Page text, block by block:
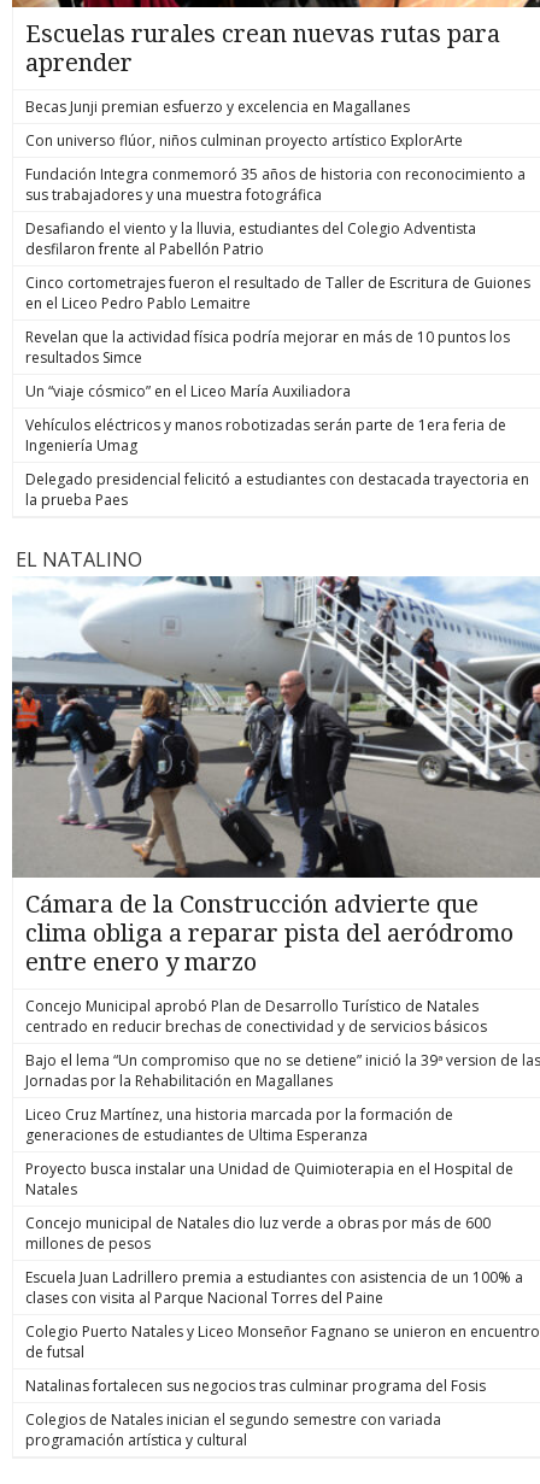
Escuelas rurales crean nuevas rutas para
aprender
Becas Junji premian esfuerzo y excelencia en Magallanes
Con universo flúor, niños culminan proyecto artístico ExplorArte
Fundación Integra conmemoró 35 años de historia con reconocimiento a
sus trabajadores y una muestra fotográfica
Desafiando el viento y la lluvia, estudiantes del Colegio Adventista
desfilaron frente al Pabellón Patrio
Cinco cortometrajes fueron el resultado de Taller de Escritura de Guiones
en el Liceo Pedro Pablo Lemaitre
Revelan que la actividad física podría mejorar en más de 10 puntos los
resultados Simce
Un “viaje cósmico” en el Liceo María Auxiliadora
Vehículos eléctricos y manos robotizadas serán parte de 1era feria de
Ingeniería Umag
Delegado presidencial felicitó a estudiantes con destacada trayectoria en
la prueba Paes
EL NATALINO
Cámara de la Construcción advierte que
clima obliga a reparar pista del aeródromo
entre enero y marzo
Concejo Municipal aprobó Plan de Desarrollo Turístico de Natales
centrado en reducir brechas de conectividad y de servicios básicos
Bajo el lema “Un compromiso que no se detiene” inició la 39ª version de las
Jornadas por la Rehabilitación en Magallanes
Liceo Cruz Martínez, una historia marcada por la formación de
generaciones de estudiantes de Ultima Esperanza
Proyecto busca instalar una Unidad de Quimioterapia en el Hospital de
Natales
Concejo municipal de Natales dio luz verde a obras por más de 600
millones de pesos
Escuela Juan Ladrillero premia a estudiantes con asistencia de un 100% a
clases con visita al Parque Nacional Torres del Paine
Colegio Puerto Natales y Liceo Monseñor Fagnano se unieron en encuentro
de futsal
Natalinas fortalecen sus negocios tras culminar programa del Fosis
Colegios de Natales inician el segundo semestre con variada
programación artística y cultural